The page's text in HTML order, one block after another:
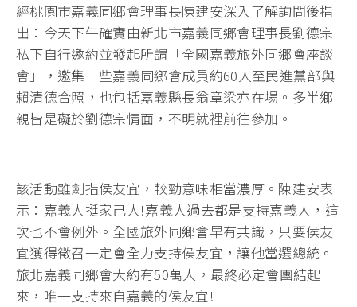
經桃園市嘉義同鄉會理事長陳建安深入了解詢問後指
出：今天下午確實由新北市嘉義同鄉會理事長劉德宗
私下自行邀約並發起所謂「全國嘉義旅外同鄉會座談
會」，邀集一些嘉義同鄉會成員約60人至民進黨部與
賴清德合照，也包括嘉義縣長翁章梁亦在場。多半鄉
親皆是礙於劉德宗情面，不明就裡前往參加。
該活動雖劍指侯友宜，較勁意味相當濃厚。陳建安表
示：嘉義人挺家己人!嘉義人過去都是支持嘉義人，這
次也不會例外。全國旅外同鄉會早有共識，只要侯友
宜獲得徵召一定會全力支持侯友宜，讓他當選總統。
旅北嘉義同鄉會大約有50萬人，最終必定會團結起
來，唯一支持來自嘉義的侯友宜!